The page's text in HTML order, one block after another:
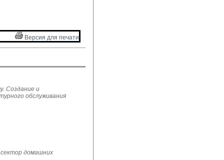
Версия для печати
Создание и
обслуживания
домашних